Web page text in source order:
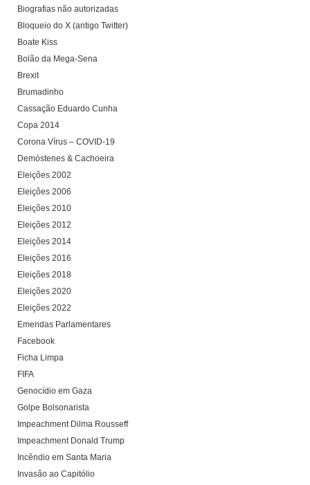
Biografias não autorizadas
Bloqueio do X (antigo Twitter)
Boate Kiss
Bolão da Mega-Sena
Brexit
Brumadinho
Cassação Eduardo Cunha
Copa 2014
Corona Vírus – COVID-19
Demóstenes & Cachoeira
Eleições 2002
Eleições 2006
Eleições 2010
Eleições 2012
Eleições 2014
Eleições 2016
Eleições 2018
Eleições 2020
Eleições 2022
Emendas Parlamentares
Facebook
Ficha Limpa
FIFA
Genocídio em Gaza
Golpe Bolsonarista
Impeachment Dilma Rousseff
Impeachment Donald Trump
Incêndio em Santa Maria
Invasão ao Capitólio